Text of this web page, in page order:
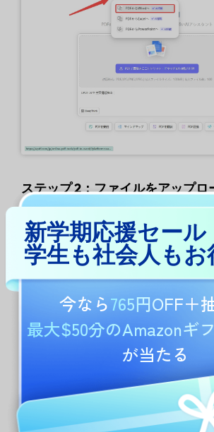
ステップ 2：ファイルをアップロ
次の画面で「ファイルをアップロ
をタップし、PDFファイルをイ
す。アップロード完了後、「PDF
ンを押して変換を実行します。
新学期応援セール
学生も社会人もお
今なら765円OFF＋
最大$50分のAmazonギ
が当たる